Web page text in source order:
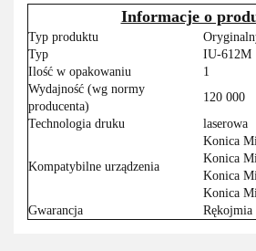
Informacje o
Typ produktu
Typ
IU-612M
Ilość w opakowaniu
1
Wydajność (wg normy
producenta)
120 000
Technologia druku
laserowa
Kompatybilne urządzenia
Konica
Konica
Konica
Konica
Gwarancja
Rękojmia